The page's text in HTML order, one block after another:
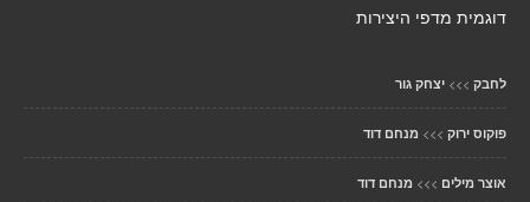
דוגמית מדפי היצירות
לחבק >>> יצחק גור
פוקוס ירוק >>> מנחם דוד
אוצר מילים >>> מנחם דוד